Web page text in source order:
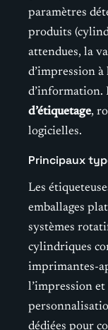
paramètres
produits
attendues, la
d’impression
d’information.
d’étiquetage,
logicielles.
Principaux
Les
emballages
systèmes
cylindriques
imprimantes-
l’impression
dédiées pour